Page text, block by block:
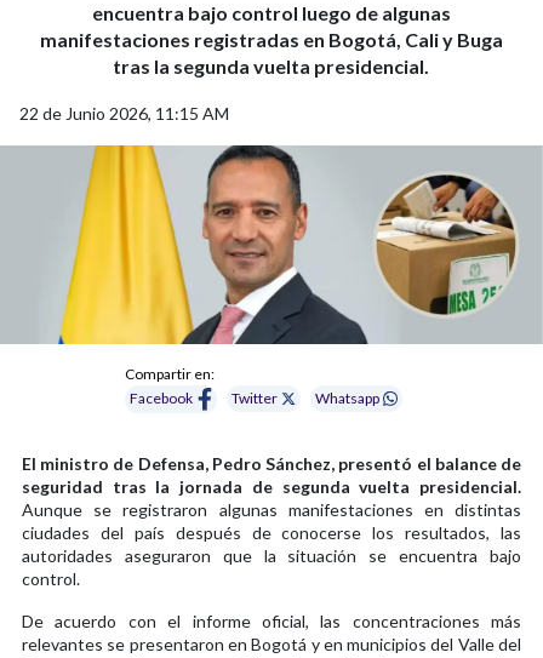
encuentra bajo control luego de algunas
manifestaciones registradas en Bogotá, Cali y Buga
tras la segunda vuelta presidencial.
22 de Junio 2026, 11:15 AM
Compartir en:
Facebook
Twitter Whatsapp
El ministro de Defensa, Pedro Sánchez, presentó el balance de
seguridad tras la jornada de segunda vuelta presidencial.
Aunque se registraron algunas manifestaciones en distintas
ciudades del país después de conocerse los resultados, las
autoridades aseguraron que la situación se encuentra bajo
control.
De acuerdo con el informe oficial, las concentraciones más
relevantes se presentaron en Bogotá y en municipios del Valle del